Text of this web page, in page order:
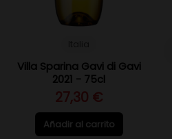
Villa Sparina Gavi di Gavi
2021 - 75cl
27,30 €
Añadir al carrito